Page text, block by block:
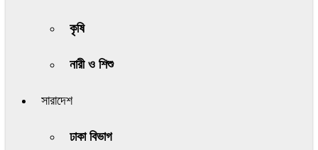
কৃষি
নারী ও শিশু
সারাদেশ
ঢাকা বিভাগ